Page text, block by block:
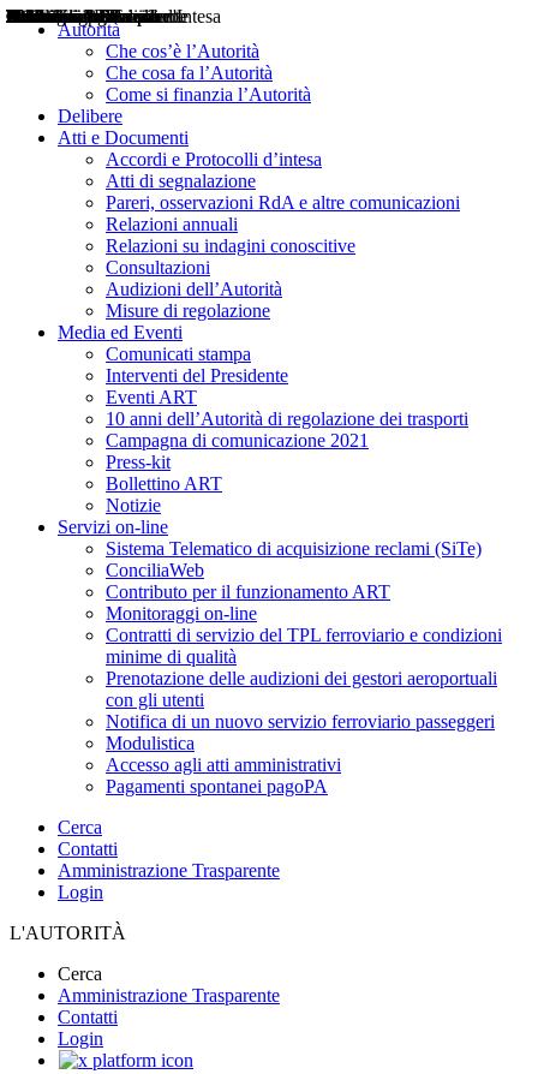
Autorità
Che cos’è l’Autorità
Che cosa fa l’Autorità
Come si finanzia l’Autorità
Delibere
Atti e Documenti
Accordi e Protocolli d’intesa
Atti di segnalazione
Pareri, osservazioni RdA e altre comunicazioni
Relazioni annuali
Relazioni su indagini conoscitive
Consultazioni
Audizioni dell’Autorità
Misure di regolazione
Media ed Eventi
Comunicati stampa
Interventi del Presidente
Eventi ART
10 anni dell’Autorità di regolazione dei trasporti
Campagna di comunicazione 2021
Press-kit
Bollettino ART
Notizie
Servizi on-line
Sistema Telematico di acquisizione reclami (SiTe)
ConciliaWeb
Contributo per il funzionamento ART
Monitoraggi on-line
Contratti di servizio del TPL ferroviario e condizioni
minime di qualità
Prenotazione delle audizioni dei gestori aeroportuali
con gli utenti
Notifica di un nuovo servizio ferroviario passeggeri
Modulistica
Accesso agli atti amministrativi
Pagamenti spontanei pagoPA
Cerca
Contatti
Amministrazione Trasparente
Login
L'AUTORITÀ
Cerca
Amministrazione Trasparente
Contatti
Login
Delibere
Pareri
Consultazioni
Audizioni
Atti di Segnalazione
Accordi e Protocolli d'Intesa
Relazioni annuali
Misure di regolazione
Notizie
Comunicati Stampa
Bollettini ART
Convegni ART
Interviste del Presidente
Articoli in primo piano
Interventi del Presidente
2004
2005
2010
2013
2014
2015
2016
2017
2018
2019
202
2020
2021
2022
2023
2024
2025
2026
Aereo
Marittimo
Terrestre